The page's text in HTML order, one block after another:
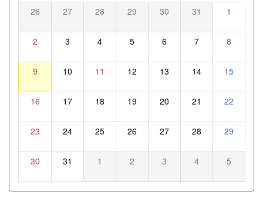
26 27 28 29 30 31 1
2 3 4 5 6 7 8
9 10 11 12 13 14 15
16 17 18 19 20 21 22
23 24 25 26 27 28 29
30 31 1 2 3 4 5